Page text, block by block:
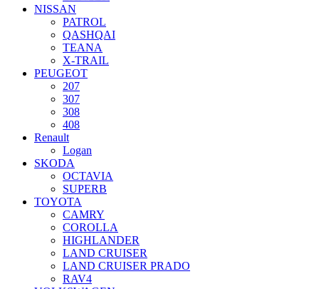
NISSAN
PATROL
QASHQAI
TEANA
X-TRAIL
PEUGEOT
207
307
308
408
Renault
Logan
SKODA
OCTAVIA
SUPERB
TOYOTA
CAMRY
COROLLA
HIGHLANDER
LAND CRUISER
LAND CRUISER PRADO
RAV4